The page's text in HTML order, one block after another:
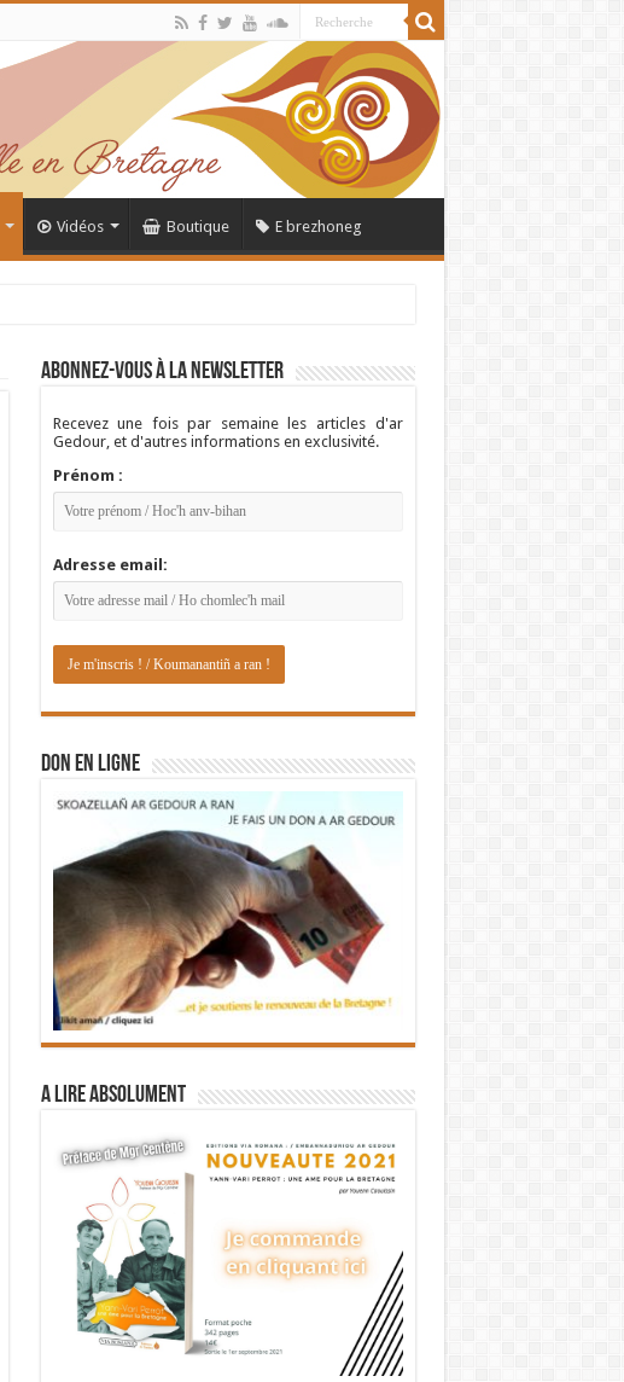
Vidéos Boutique E brezhoneg
Abonnez-vous à la newsletter
Recevez une fois par semaine les articles d'ar
Gedour, et d'autres informations en exclusivité.
Prénom :
Adresse email:
DON EN LIGNE
A lire absolument